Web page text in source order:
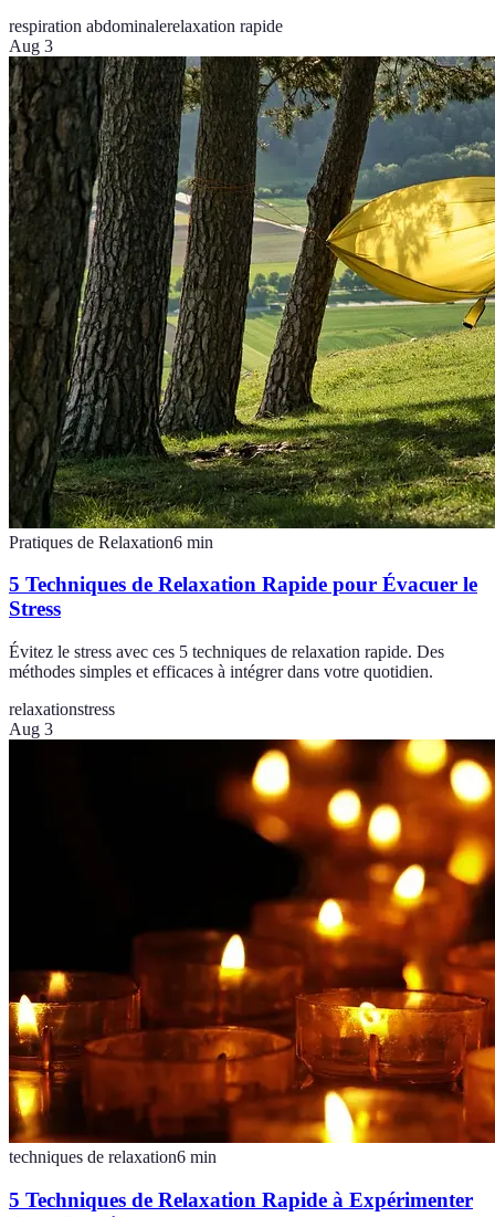
respiration abdominalerelaxation rapide
Aug 3
Pratiques de Relaxation6 min
5 Techniques de Relaxation Rapide pour Évacuer le
Stress
Évitez le stress avec ces 5 techniques de relaxation rapide. Des
méthodes simples et efficaces à intégrer dans votre quotidien.
relaxationstress
Aug 3
techniques de relaxation6 min
5 Techniques de Relaxation Rapide à Expérimenter